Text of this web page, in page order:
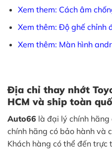
Xem them: Cách âm
Xem thêm: Độ ghế chỉnh
Xem thêm: Màn hình
Địa chỉ thay nhớt
HCM và ship toàn
Auto66 là đại lý chính
chính hãng có bảo hành và
Khách hàng có thể đến trực